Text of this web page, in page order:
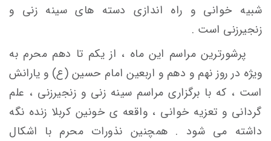
شبیه خوانی و راه اندازی دسته های سینه زنی و
زنجیرزنی است .
پرشورترین مراسم این ماه ، از یکم تا دهم محرم به
ویژه در روز نهم و دهم و اربعین امام حسین (ع) و یارانش
است ، که با برگزاری مراسم سینه زنی و زنجیرزنی ، علم
گردانی و تعزیه خوانی ، واقعه ی خونین کربلا زنده نگه
داشته می شود . همچنین نذورات محرم با اشکال